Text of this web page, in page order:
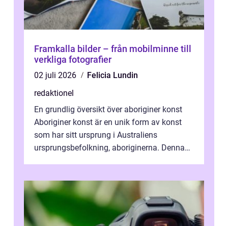
Framkalla bilder – från mobilminne till
verkliga fotografier
02 juli 2026
Felicia Lundin
redaktionel
En grundlig översikt över aboriginer konst
Aboriginer konst är en unik form av konst
som har sitt ursprung i Australiens
ursprungsbefolkning, aboriginerna. Denna